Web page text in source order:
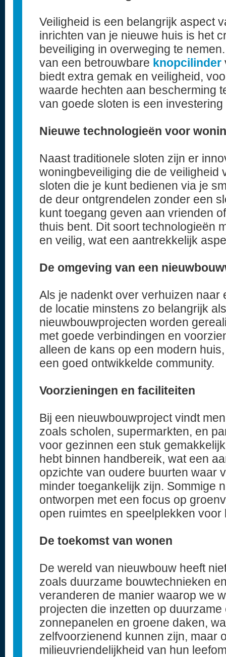
Veiligheid is een belangrijk aspect
inrichten van je nieuwe huis is het
beveiliging in overweging te
van een betrouwbare knopcilinder
biedt extra gemak en veiligheid,
waarde hechten aan bescherming
van goede sloten is een
Nieuwe technologieën voor
Naast traditionele sloten zijn er
woningbeveiliging die de veiligheid
sloten die je kunt bedienen via je
de deur ontgrendelen zonder een
kunt toegang geven aan vrienden
thuis bent. Dit soort technologieën
en veilig, wat een aantrekkelijk
De omgeving van een
Als je nadenkt over verhuizen naar
de locatie minstens zo belangrijk
nieuwbouwprojecten worden
met goede verbindingen en
alleen de kans op een modern
een goed ontwikkelde community.
Voorzieningen en faciliteiten
Bij een nieuwbouwproject vindt
zoals scholen, supermarkten, en
voor gezinnen een stuk
hebt binnen handbereik, wat een
opzichte van oudere buurten waar
minder toegankelijk zijn. Sommige
ontworpen met een focus op
open ruimtes en speelplekken voor
De toekomst van wonen
De wereld van nieuwbouw heeft
zoals duurzame bouwtechnieken
veranderen de manier waarop we
projecten die inzetten op
zonnepanelen en groene daken,
zelfvoorzienend kunnen zijn, maar
milieuvriendelijkheid van hun